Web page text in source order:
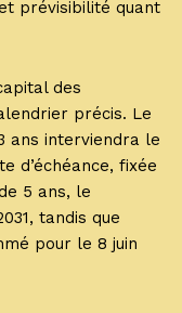
prévisibilité quant
des
précis. Le
ans interviendra le
d’échéance, fixée
5 ans, le
tandis que
pour le 8 juin